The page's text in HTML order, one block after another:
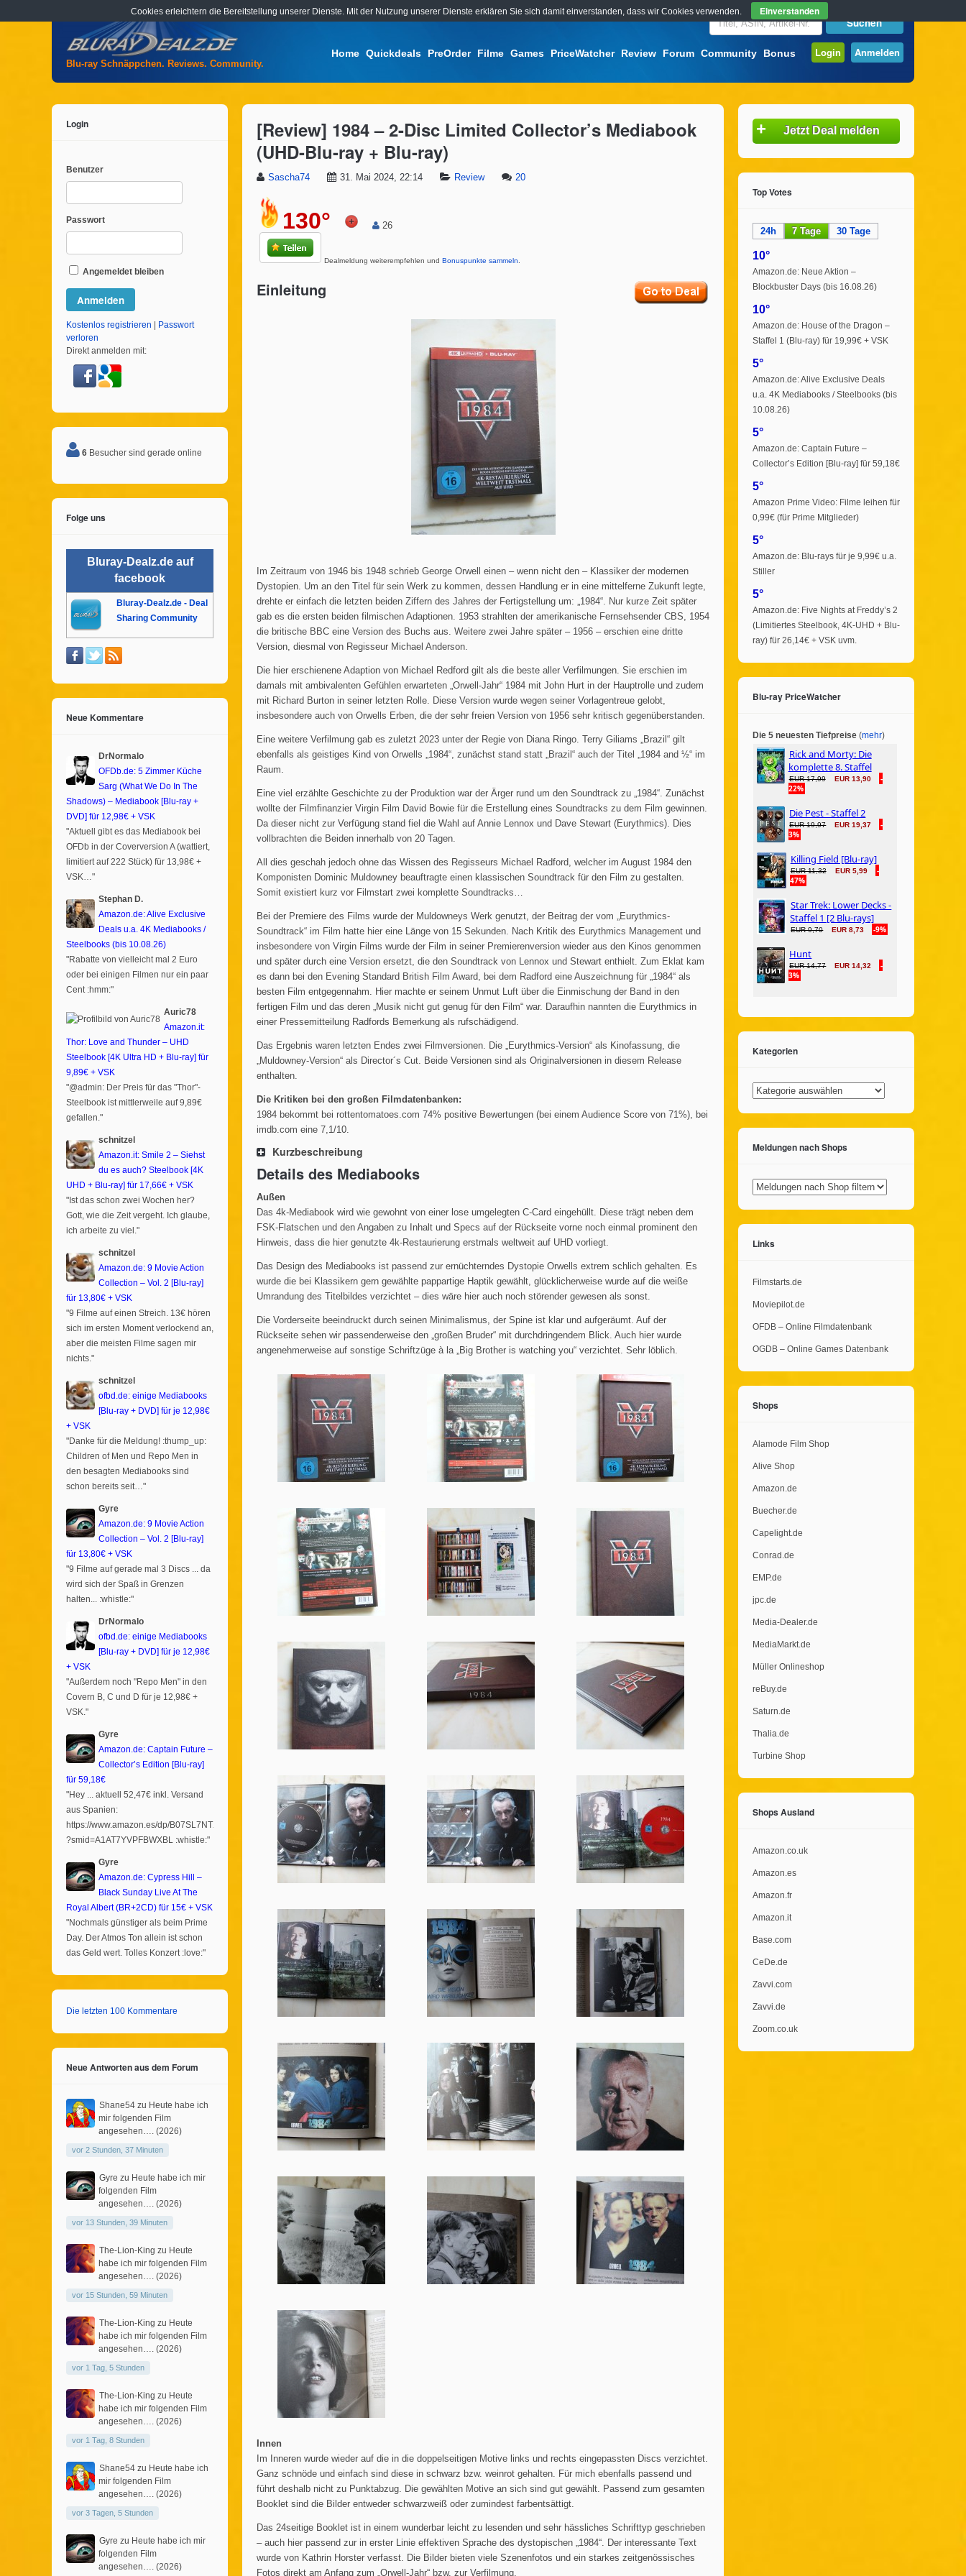
Blu-ray Schnäppchen. Reviews. Community.
Home Quickdeals PreOrder Filme Games PriceWatcher Review Forum Community Bonus Login Anmelden
[Review] 1984 – 2-Disc Limited Collector’s Mediabook
(UHD-Blu-ray + Blu-ray)
Sascha74 31. Mai 2024, 22:14 Review 20
130° 26
Dealmeldung weiterempfehlen und Bonuspunkte sammeln
Einleitung
Im Zeitraum von 1946 bis 1948 schrieb George Orwell einen – wenn nicht den – Klassiker der modernen
Dystopien. Um an den Titel für sein Werk zu kommen, dessen Handlung er in eine mittelferne Zukunft legte,
drehte er einfach die letzten beiden Ziffern des Jahres der Fertigstellung um: „1984“. Nur kurze Zeit später
gab es die ersten beiden filmischen Adaptionen. 1953 strahlten der amerikanische Fernsehsender CBS, 1954
die britische BBC eine Version des Buchs aus. Weitere zwei Jahre später – 1956 – erschien eine dritte
Version, diesmal von Regisseur Michael Anderson.
Die hier erschienene Adaption von Michael Redford gilt als die beste aller Verfilmungen. Sie erschien im
damals mit ambivalenten Gefühlen erwarteten „Orwell-Jahr“ 1984 mit John Hurt in der Hauptrolle und zudem
mit Richard Burton in seiner letzten Rolle. Diese Version wurde wegen seiner Vorlagentreue gelobt,
insbesondere auch von Orwells Erben, die der sehr freien Version von 1956 sehr kritisch gegenüberstanden.
Eine weitere Verfilmung gab es zuletzt 2023 unter der Regie von Diana Ringo. Terry Giliams „Brazil“ gilt
ebenfalls als geistiges Kind von Orwells „1984“, zunächst stand statt „Brazil“ auch der Titel „1984 and ½“ im
Raum.
Eine viel erzählte Geschichte zu der Produktion war der Ärger rund um den Soundtrack zu „1984“. Zunächst
wollte der Filmfinanzier Virgin Film David Bowie für die Erstellung eines Soundtracks zu dem Film gewinnen.
Da dieser nicht zur Verfügung stand fiel die Wahl auf Annie Lennox und Dave Stewart (Eurythmics). Dies
vollbrachten die Beiden innerhalb von 20 Tagen.
All dies geschah jedoch ohne das Wissen des Regisseurs Michael Radford, welcher im August 1984 den
Komponisten Dominic Muldowney beauftragte einen klassischen Soundtrack für den Film zu gestalten.
Somit existiert kurz vor Filmstart zwei komplette Soundtracks…
Bei der Premiere des Films wurde der Muldowneys Werk genutzt, der Beitrag der vom „Eurythmics-
Soundtrack“ im Film hatte hier eine Länge von 15 Sekunden. Nach Kritik des Eurythmics Management und
insbesondere von Virgin Films wurde der Film in seiner Premierenversion wieder aus den Kinos genommen
und später durch eine Version ersetzt, die den Soundtrack von Lennox und Stewart enthielt. Zum Eklat kam
es dann bei den Evening Standard British Film Award, bei dem Radford eine Auszeichnung für „1984“ als
besten Film entgegennahm. Hier machte er seinem Unmut Luft über die Einmischung der Band in den
fertigen Film und das deren „Musik nicht gut genug für den Film“ war. Daraufhin nannten die Eurythmics in
einer Pressemitteilung Radfords Bemerkung als rufschädigend.
Das Ergebnis waren letzten Endes zwei Filmversionen. Die „Eurythmics-Version“ als Kinofassung, die
„Muldowney-Version“ als Director´s Cut. Beide Versionen sind als Originalversionen in diesem Release
enthalten.
Die Kritiken bei den großen Filmdatenbanken:
1984 bekommt bei rottentomatoes.com 74% positive Bewertungen (bei einem Audience Score von 71%), bei
imdb.com eine 7,1/10.
Kurzbeschreibung
Details des Mediabooks
Außen
Das 4k-Mediabook wird wie gewohnt von einer lose umgelegten C-Card eingehüllt. Diese trägt neben dem
FSK-Flatschen und den Angaben zu Inhalt und Specs auf der Rückseite vorne noch einmal prominent den
Hinweis, dass die hier genutzte 4k-Restaurierung erstmals weltweit auf UHD vorliegt.
Das Design des Mediabooks ist passend zur ernüchterndes Dystopie Orwells extrem schlich gehalten. Es
wurde die bei Klassikern gern gewählte pappartige Haptik gewählt, glücklicherweise wurde auf die weiße
Umrandung des Titelbildes verzichtet – dies wäre hier auch noch störender gewesen als sonst.
Die Vorderseite beeindruckt durch seinen Minimalismus, der Spine ist klar und aufgeräumt. Auf der
Rückseite sehen wir passenderweise den „großen Bruder“ mit durchdringendem Blick. Auch hier wurde
angenehmerweise auf sonstige Schriftzüge à la „Big Brother is watching you“ verzichtet. Sehr löblich.
Innen
Im Inneren wurde wieder auf die in die doppelseitigen Motive links und rechts eingepassten Discs verzichtet.
Ganz schnöde und einfach sind diese in schwarz bzw. weinrot gehalten. Für mich ebenfalls passend und
führt deshalb nicht zu Punktabzug. Die gewählten Motive an sich sind gut gewählt. Passend zum gesamten
Booklet sind die Bilder entweder schwarzweiß oder zumindest farbentsättigt.
Das 24seitige Booklet ist in einem wunderbar leicht zu lesenden und sehr hässliches Schrifttyp geschrieben
– auch hier passend zur in erster Linie effektiven Sprache des dystopischen „1984“. Der interessante Text
wurde von Kathrin Horster verfasst. Die Bilder bieten viele Szenenfotos und ein starkes zeitgenössisches
Fotos direkt am Anfang zum „Orwell-Jahr“ bzw. zur Verfilmung.
Login
Benutzer
Passwort
Angemeldet bleiben
Kostenlos registrieren
Passwort
verloren
Direkt anmelden mit:
6 Besucher sind gerade online
Folge uns
Bluray-Dealz.de auf
facebook
Bluray-Dealz.de - Deal
Sharing Community
Neue Kommentare
DrNormalo
OFDb.de: 5 Zimmer Küche
Sarg (What We Do In The
Shadows) – Mediabook [Blu-ray +
DVD] für 12,98€ + VSK
"Aktuell gibt es das Mediabook bei
OFDb in der Coverversion A (wattiert,
limitiert auf 222 Stück) für 13,98€ +
VSK…"
Stephan D.
Amazon.de: Alive Exclusive
Deals u.a. 4K Mediabooks /
Steelbooks (bis 10.08.26)
"Rabatte von vielleicht mal 2 Euro
oder bei einigen Filmen nur ein paar
Cent :hmm:"
Auric78
Amazon.it:
Thor: Love and Thunder – UHD
Steelbook [4K Ultra HD + Blu-ray] für
9,89€ + VSK
"@admin: Der Preis für das "Thor"-
Steelbook ist mittlerweile auf 9,89€
gefallen."
schnitzel
Amazon.it: Smile 2 – Siehst
du es auch? Steelbook [4K
UHD + Blu-ray] für 17,66€ + VSK
"Ist das schon zwei Wochen her?
Gott, wie die Zeit vergeht. Ich glaube,
ich arbeite zu viel."
schnitzel
Amazon.de: 9 Movie Action
Collection – Vol. 2 [Blu-ray]
für 13,80€ + VSK
"9 Filme auf einen Streich. 13€ hören
sich im ersten Moment verlockend an,
aber die meisten Filme sagen mir
nichts."
schnitzel
ofbd.de: einige Mediabooks
[Blu-ray + DVD] für je 12,98€
+ VSK
"Danke für die Meldung! :thump_up:
Children of Men und Repo Men in
den besagten Mediabooks sind
schon bereits seit…"
Gyre
Amazon.de: 9 Movie Action
Collection – Vol. 2 [Blu-ray]
für 13,80€ + VSK
"9 Filme auf gerade mal 3 Discs ... da
wird sich der Spaß in Grenzen
halten... :whistle:"
DrNormalo
ofbd.de: einige Mediabooks
[Blu-ray + DVD] für je 12,98€
+ VSK
"Außerdem noch "Repo Men" in den
Covern B, C und D für je 12,98€ +
VSK."
Gyre
Amazon.de: Captain Future –
Collector’s Edition [Blu-ray]
für 59,18€
"Hey ... aktuell 52,47€ inkl. Versand
aus Spanien:
https://www.amazon.es/dp/B07SL7NTXR
?smid=A1AT7YVPFBWXBL :whistle:"
Gyre
Amazon.de: Cypress Hill –
Black Sunday Live At The
Royal Albert (BR+2CD) für 15€ + VSK
"Nochmals günstiger als beim Prime
Day. Der Atmos Ton allein ist schon
das Geld wert. Tolles Konzert :love:"
Die letzten 100 Kommentare
Neue Antworten aus dem Forum
Shane54 zu Heute habe ich
mir folgenden Film
angesehen…. (2026)
vor 2 Stunden, 37 Minuten
Gyre zu Heute habe ich mir
folgenden Film
angesehen…. (2026)
vor 13 Stunden, 39 Minuten
The-Lion-King zu Heute
habe ich mir folgenden Film
angesehen…. (2026)
vor 15 Stunden, 59 Minuten
The-Lion-King zu Heute
habe ich mir folgenden Film
angesehen…. (2026)
vor 1 Tag, 5 Stunden
The-Lion-King zu Heute
habe ich mir folgenden Film
angesehen…. (2026)
vor 1 Tag, 8 Stunden
Shane54 zu Heute habe ich
mir folgenden Film
angesehen…. (2026)
vor 3 Tagen, 5 Stunden
Gyre zu Heute habe ich mir
folgenden Film
angesehen…. (2026)
+ Jetzt Deal melden
Top Votes
24h 7 Tage 30 Tage
10°
Amazon.de: Neue Aktion –
Blockbuster Days (bis 16.08.26)
10°
Amazon.de: House of the Dragon –
Staffel 1 (Blu-ray) für 19,99€ + VSK
5°
Amazon.de: Alive Exclusive Deals
u.a. 4K Mediabooks / Steelbooks (bis
10.08.26)
5°
Amazon.de: Captain Future –
Collector’s Edition [Blu-ray] für 59,18€
5°
Amazon Prime Video: Filme leihen für
0,99€ (für Prime Mitglieder)
5°
Amazon.de: Blu-rays für je 9,99€ u.a.
Stiller
5°
Amazon.de: Five Nights at Freddy’s 2
(Limitiertes Steelbook, 4K-UHD + Blu-
ray) für 26,14€ + VSK uvm.
Blu-ray PriceWatcher
Die 5 neuesten Tiefpreise (mehr)
Kategorien
Kategorien
Meldungen nach Shops
Links
Filmstarts.de
Moviepilot.de
OFDB – Online Filmdatenbank
OGDB – Online Games Datenbank
Shops
Alamode Film Shop
Alive Shop
Amazon.de
Buecher.de
Capelight.de
Conrad.de
EMP.de
jpc.de
Media-Dealer.de
MediaMarkt.de
Müller Onlineshop
reBuy.de
Saturn.de
Thalia.de
Turbine Shop
Shops Ausland
Amazon.co.uk
Amazon.es
Amazon.fr
Amazon.it
Base.com
CeDe.de
Zavvi.com
Zavvi.de
Zoom.co.uk
Cookies erleichtern die Bereitstellung unserer Dienste. Mit der Nutzung unserer Dienste erklären Sie sich damit einverstanden, dass wir Cookies verwenden. Einverstanden